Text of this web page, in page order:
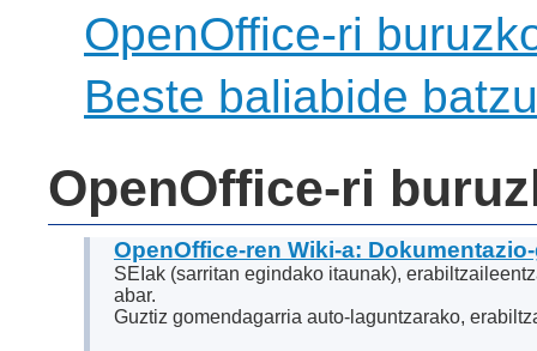
OpenOffice-ri
Beste baliabide
OpenOffice-ri
OpenOffice-ren Wiki-a:
SEIak (sarritan egindako itaunak),
abar.
Guztiz gomendagarria auto-laguntzarako,